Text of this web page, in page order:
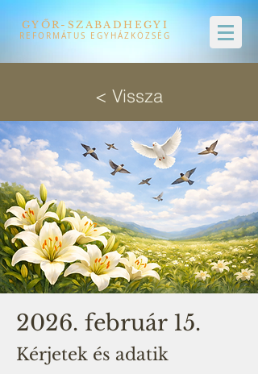
GYŐR-SZABADHEGYI
REFORMÁTUS EGYHÁZKÖZSÉG
< Vissza
2026. február 15.
Kérjetek és adatik